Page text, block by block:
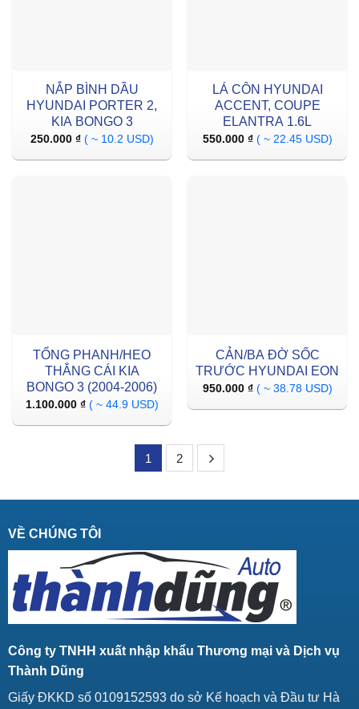
NẮP BÌNH DẦU
HYUNDAI PORTER 2,
KIA BONGO 3
250.000 ₫ ( ~ 10.2 USD)
LÁ CÔN HYUNDAI
ACCENT, COUPE
ELANTRA 1.6L
550.000 ₫ ( ~ 22.45 USD)
TỔNG PHANH/HEO
THẮNG CÁI KIA
BONGO 3 (2004-2006)
1.100.000 ₫ ( ~ 44.9 USD)
CẢN/BA ĐỜ SỐC
TRƯỚC HYUNDAI EON
950.000 ₫ ( ~ 38.78 USD)
1 2
VỀ CHÚNG TÔI
Công ty TNHH xuất nhập khẩu Thương mại và Dịch vụ
Thành Dũng
Giấy ĐKKD số 0109152593 do sở Kế hoạch và Đầu tư Hà